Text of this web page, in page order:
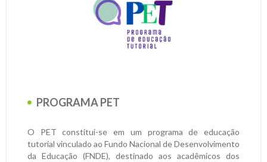
PROGRAMA PET
O PET constitui-se em um programa de educação
tutorial vinculado ao Fundo Nacional de Desenvolvimento
da Educação (FNDE), destinado aos acadêmicos dos